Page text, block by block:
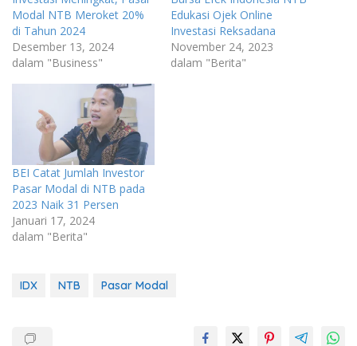
Modal NTB Meroket 20%
di Tahun 2024
Desember 13, 2024
dalam "Business"
Edukasi Ojek Online
Investasi Reksadana
November 24, 2023
dalam "Berita"
BEI Catat Jumlah Investor
Pasar Modal di NTB pada
2023 Naik 31 Persen
Januari 17, 2024
dalam "Berita"
IDX NTB Pasar Modal